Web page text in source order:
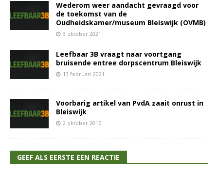
Wederom weer aandacht gevraagd voor
de toekomst van de
Oudheidskamer/museum Bleiswijk (OVMB)
3 oktober 2021
Leefbaar 3B vraagt naar voortgang
bruisende entree dorpscentrum Bleiswijk
13 februari 2021
Voorbarig artikel van PvdA zaait onrust in
Bleiswijk
2 oktober 2016
GEEF ALS EERSTE EEN REACTIE